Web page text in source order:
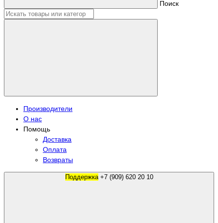
Поиск
Производители
О нас
Помощь
Доставка
Оплата
Возвраты
Поддержка +7 (909) 620 20 10